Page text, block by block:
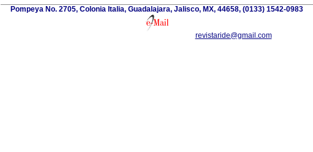
Pompeya No. 2705, Colonia Italia, Guadalajara, Jalisco, MX, 44658, (0133) 1542-0983
revistaride@gmail.com